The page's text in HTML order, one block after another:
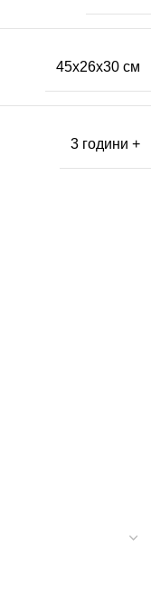
45x26x30 см
3 години +